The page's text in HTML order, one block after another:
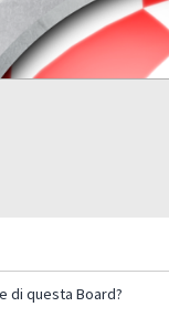
di questa Board?